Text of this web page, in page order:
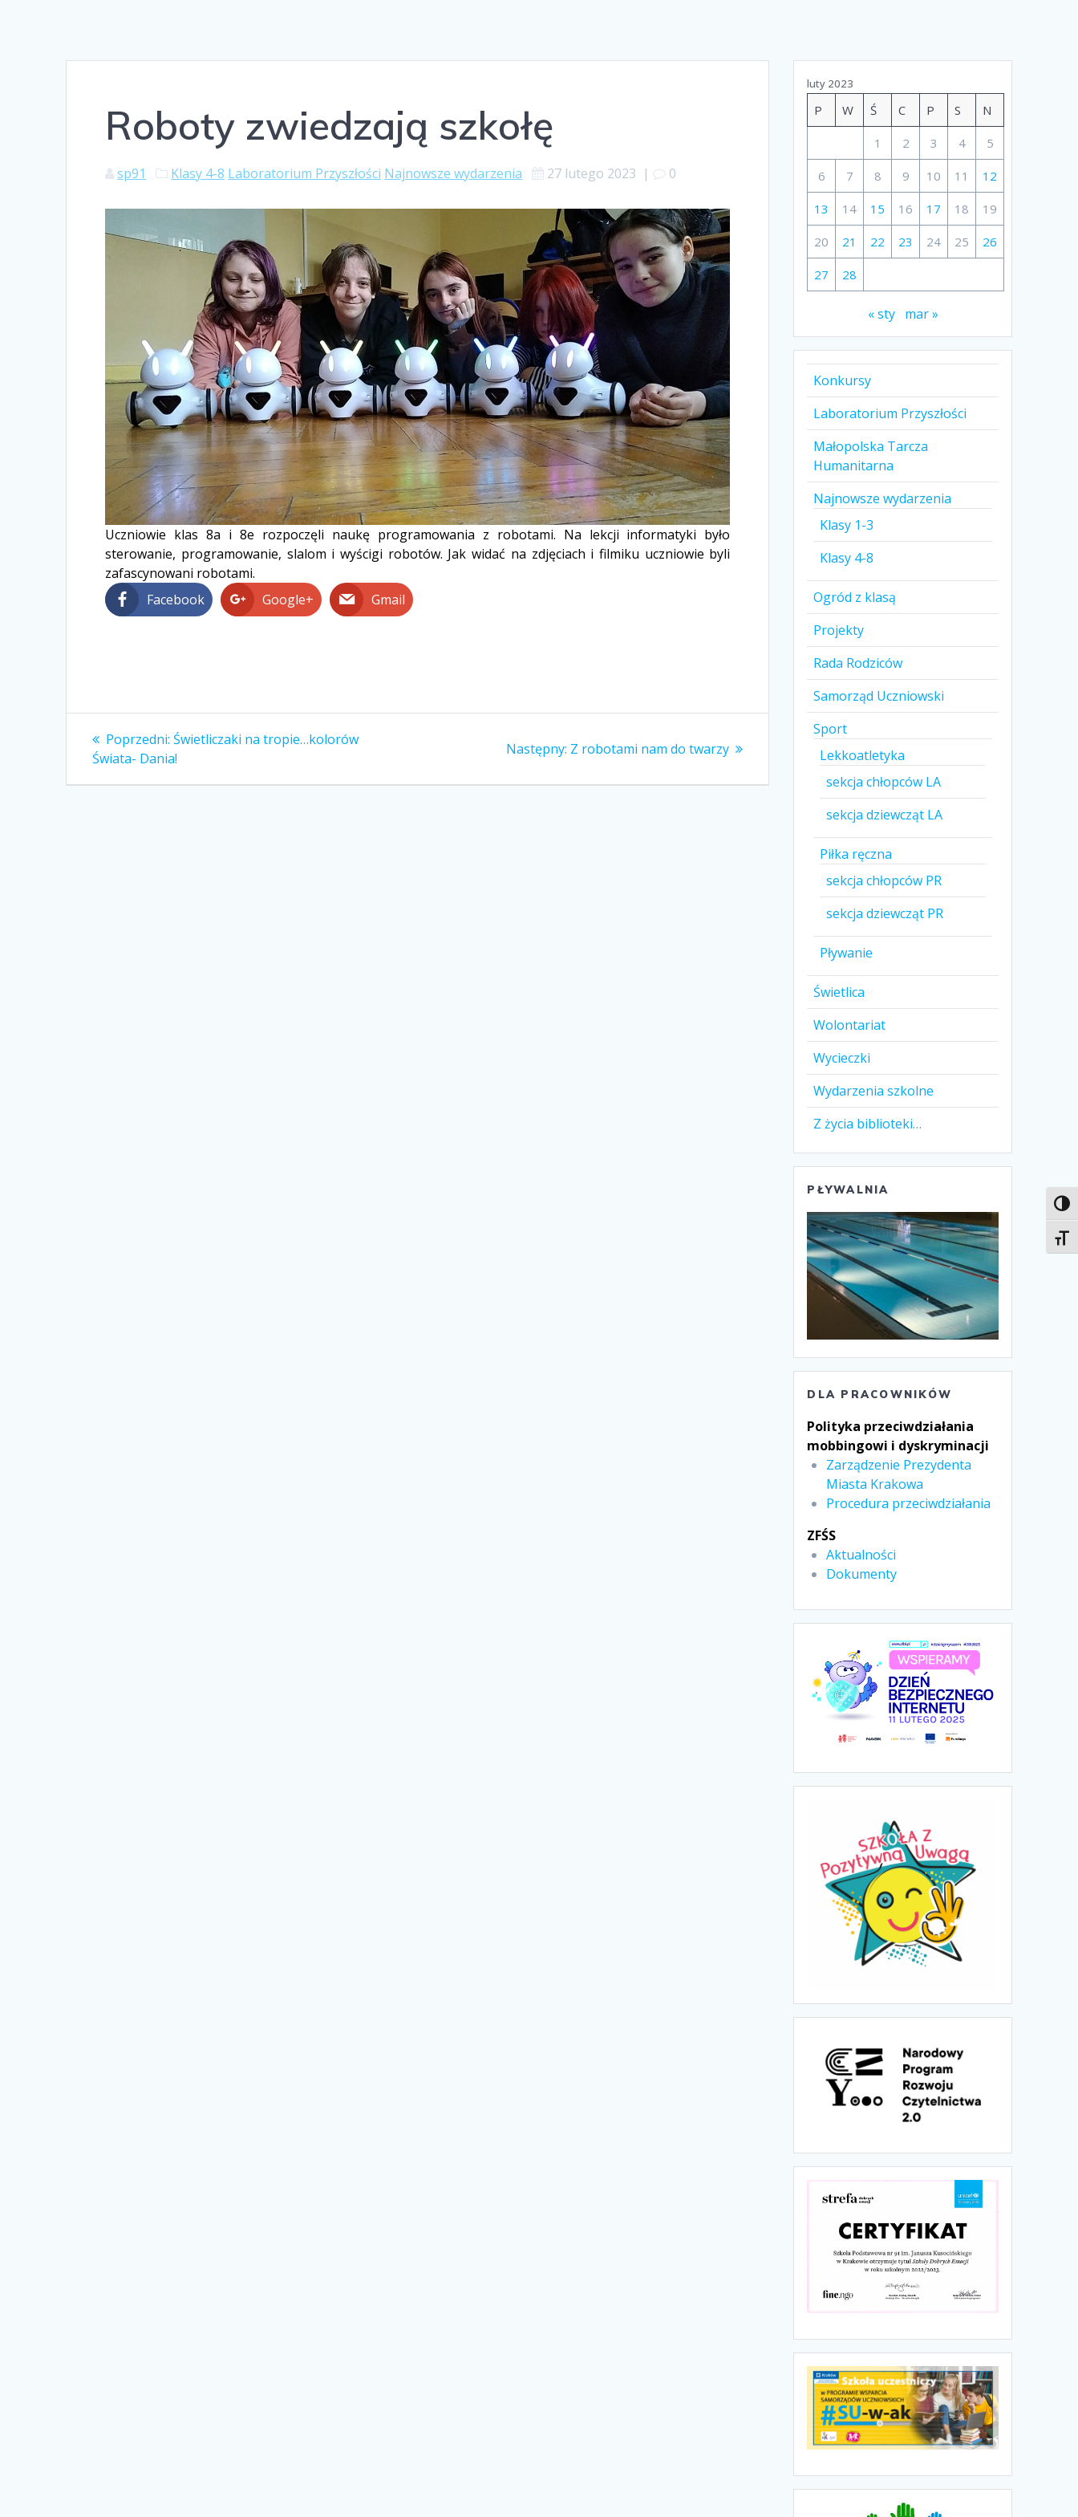
Roboty zwiedzają szkołę
sp91 Klasy 4-8 Laboratorium Przyszłości Najnowsze wydarzenia 27 lutego 2023 | 0
Uczniowie klas 8a i 8e rozpoczęli naukę programowania z robotami. Na lekcji informatyki było
sterowanie, programowanie, slalom i wyścigi robotów. Jak widać na zdjęciach i filmiku uczniowie byli
zafascynowani robotami.
Facebook
Google+ Gmail
Nawigacja
wpisu
Poprzedni: Poprzedni
wpis:
Świetliczaki na tropie…kolorów
Świata- Dania!
Następny: Następny
Z robotami nam do twarzy
luty 2023
P W Ś C P S N
1 2 3 4 5
6 7 8 9 10 11 12
13 14 15 16 17 18 19
20 21 22 23 24 25 26
27 28
« sty mar »
Konkursy
Laboratorium Przyszłości
Małopolska Tarcza
Humanitarna
Najnowsze wydarzenia
Klasy 1-3
Klasy 4-8
Ogród z klasą
Projekty
Rada Rodziców
Samorząd Uczniowski
Sport
Lekkoatletyka
sekcja chłopców LA
sekcja dziewcząt LA
Piłka ręczna
sekcja chłopców PR
sekcja dziewcząt PR
Pływanie
Świetlica
Wolontariat
Wycieczki
Wydarzenia szkolne
Z życia biblioteki…
PŁYWALNIA
DLA PRACOWNIKÓW
Polityka przeciwdziałania
mobbingowi i dyskryminacji
Zarządzenie Prezydenta
Miasta Krakowa
Procedura przeciwdziałania
ZFŚS
Aktualności
Dokumenty